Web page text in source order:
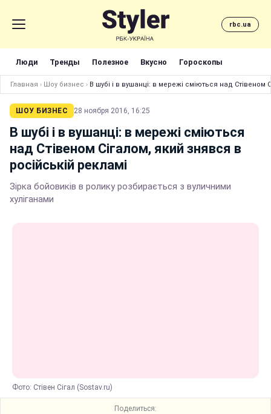
rbc.ua
Люди Тренды Полезное Вкусно Гороскопы
Главная › Шоу бизнес › В шубі і в вушанці: в мережі сміються над Стівеном
ШОУ БИЗНЕС 28 ноября 2016, 16:25
В шубі і в вушанці: в мережі сміються
над Стівеном Сігалом, який знявся в
російській рекламі
Зірка бойовиків в ролику розбирається з вуличними
хуліганами
Фото: Стівен Сігал (Sostav.ru)
Поделиться: